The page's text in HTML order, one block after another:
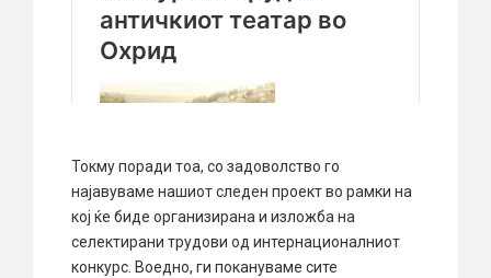
Токму поради тоа, со задоволство го
најавуваме нашиот следен проект во рамки на
кој ќе биде организирана и изложба на
селектирани трудови од интернационалниот
конкурс. Воедно, ги покануваме сите